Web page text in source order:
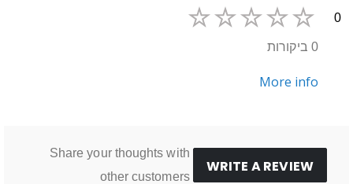
0
0 ביקורות
More info
WRITE A REVIEW
Share your thoughts with
other customers